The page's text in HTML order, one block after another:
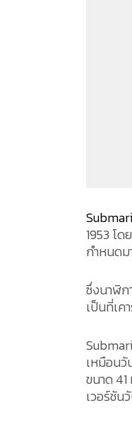
1953 โ
กำหนด
ซึ่งนาฬิก
เป็นที่เ
เหมือนวั
ขนาด
เวอร์ชัน